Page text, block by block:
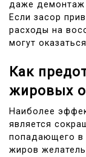
даже демонтаж
Если засор
расходы на
могут
Как
жировых
Наиболее
является
попадающего в
жиров